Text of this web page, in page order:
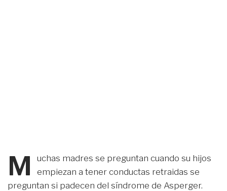
M
uchas madres se preguntan cuando su hijos
empiezan a tener conductas retraidas se
preguntan si padecen del síndrome de Asperger.